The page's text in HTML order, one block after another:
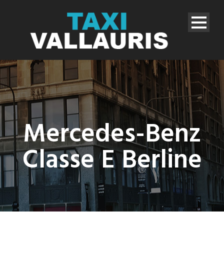
Mercedes-Benz
Classe E Berline